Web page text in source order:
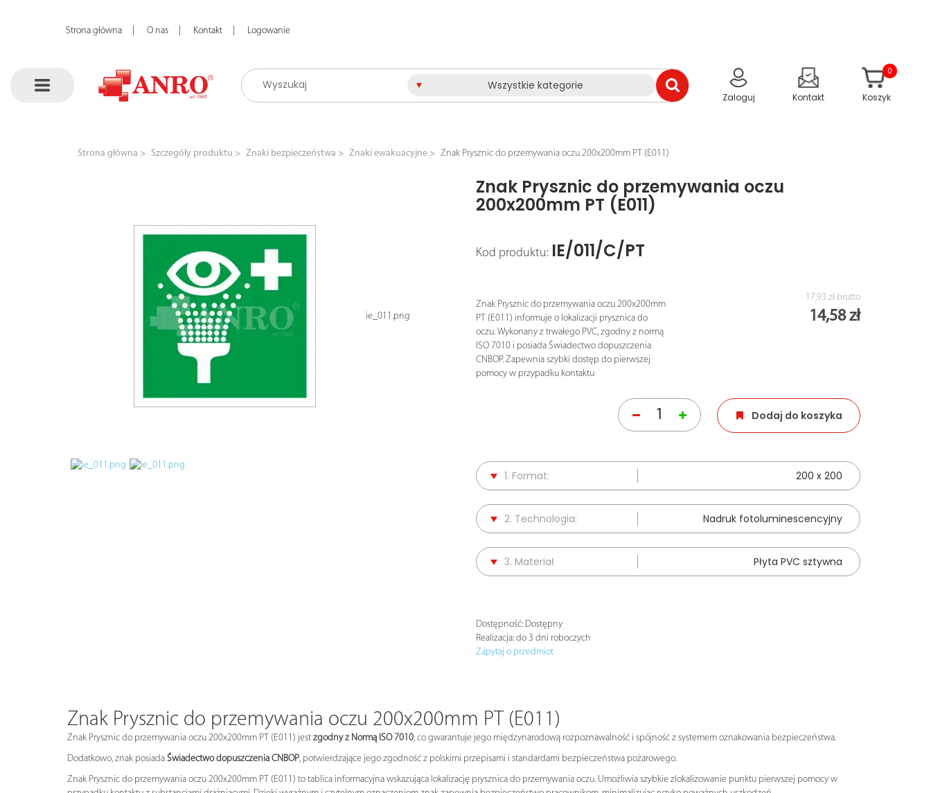
Strona główna O nas Kontakt Logowanie
Wszystkie kategorie
Zaloguj Kontakt Koszyk
0
Strona główna Szczegóły produktu Znaki bezpieczeństwa Znaki ewakuacyjne Znak Prysznic do przemywania oczu 200x200mm PT (E011)
ie_011.png
Znak Prysznic do przemywania oczu
200x200mm PT (E011)
Kod produktu: IE/011/C/PT
Znak Prysznic do przemywania oczu 200x200mm
PT (E011) informuje o lokalizacji prysznica do
oczu. Wykonany z trwałego PVC, zgodny z normą
ISO 7010 i posiada Świadectwo dopuszczenia
CNBOP. Zapewnia szybki dostęp do pierwszej
pomocy w przypadku kontaktu
17,93 zł brutto
14,58 zł
Dodaj do koszyka
1. Format: 200 x 200
2. Technologia: Nadruk fotoluminescencyjny
3. Materiał Płyta PVC sztywna
Dostępność: Dostępny
Realizacja: do 3 dni roboczych
Zapytaj o przedmiot
Znak Prysznic do przemywania oczu 200x200mm PT (E011)
Znak Prysznic do przemywania oczu 200x200mm PT (E011) jest zgodny z Normą ISO 7010, co gwarantuje jego międzynarodową rozpoznawalność i spójność z systemem oznakowania bezpieczeństwa.
Dodatkowo, znak posiada Świadectwo dopuszczenia CNBOP, potwierdzające jego zgodność z polskimi przepisami i standardami bezpieczeństwa pożarowego.
Znak Prysznic do przemywania oczu 200x200mm PT (E011) to tablica informacyjna wskazująca lokalizację prysznica do przemywania oczu. Umożliwia szybkie zlokalizowanie punktu pierwszej pomocy w